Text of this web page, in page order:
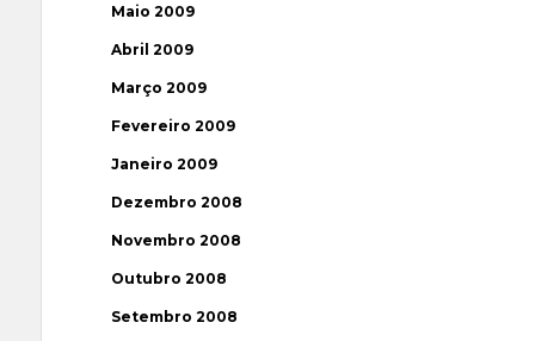
Maio 2009
Abril 2009
Março 2009
Fevereiro 2009
Janeiro 2009
Dezembro 2008
Novembro 2008
Outubro 2008
Setembro 2008